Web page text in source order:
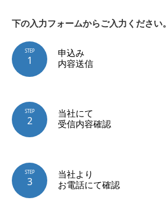
下の入力フォームからご入力ください。
申込み
内容送信
STEP
1
当社にて
受信内容確認
STEP
2
当社より
お電話にて確認
STEP
3